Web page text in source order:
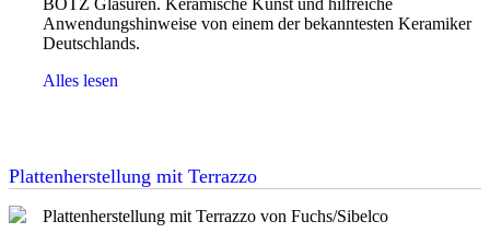
BOTZ Glasuren. Keramische Kunst und hilfreiche
Anwendungshinweise von einem der bekanntesten Keramiker
Deutschlands.
Alles lesen
Plattenherstellung mit Terrazzo
Plattenherstellung mit Terrazzo von Fuchs/Sibelco